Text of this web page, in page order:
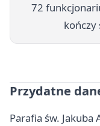
72
kończy
Przydatne
Parafia św. Jakuba